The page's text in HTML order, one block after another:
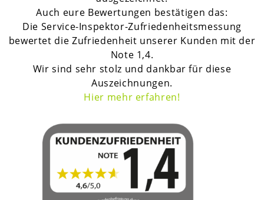
Auch eure Bewertungen bestätigen das:
Die Service-Inspektor-Zufriedenheitsmessung
bewertet die Zufriedenheit unserer Kunden mit der
Note 1,4.
Wir sind sehr stolz und dankbar für diese
Auszeichnungen.
Hier mehr erfahren!